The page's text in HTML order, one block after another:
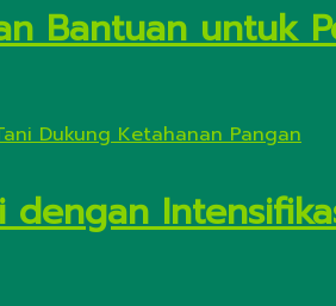
Bantuan untuk
dengan